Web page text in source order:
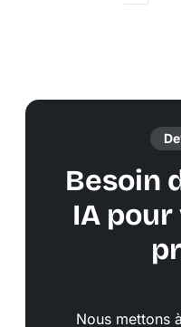
Besoin
IA
Nous mettons